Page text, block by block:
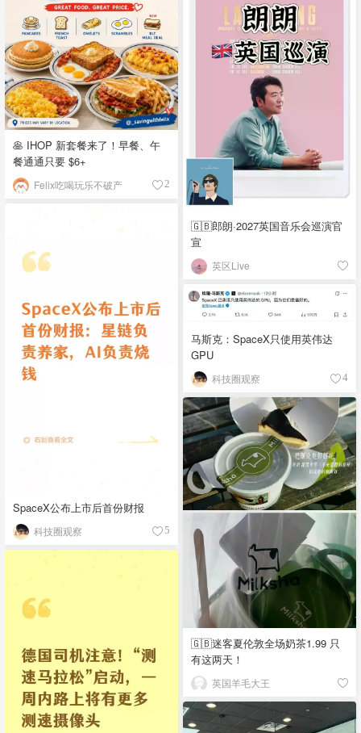
🥞 IHOP 新套餐来了！早餐、午
餐通通只要 $6+
Felix吃喝玩乐不破产 2
🇬🇧郎朗·2027英国音乐会巡演官
宣
英区Live
SpaceX公布上市后首份财报
科技圈观察 5
马斯克：SpaceX只使用英伟达
GPU
科技圈观察 4
🇬🇧迷客夏伦敦全场奶茶1.99 只
有这两天！
英国羊毛大王